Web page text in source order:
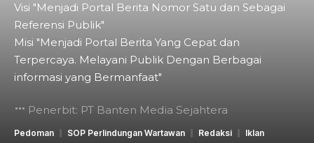
Visi "Menjadi Portal Berita Nomor Satu dan Sebagai
Referensi Publik"
Misi "Menjadi Portal Berita Yang Cepat dan
Terpercaya. Melayani Publik Dengan Berbagai
informasi yang Bermanfaat"
Penerbit: PT Banten Media Sejahtera
Pedoman SOP Perlindungan Wartawan Redaksi Iklan